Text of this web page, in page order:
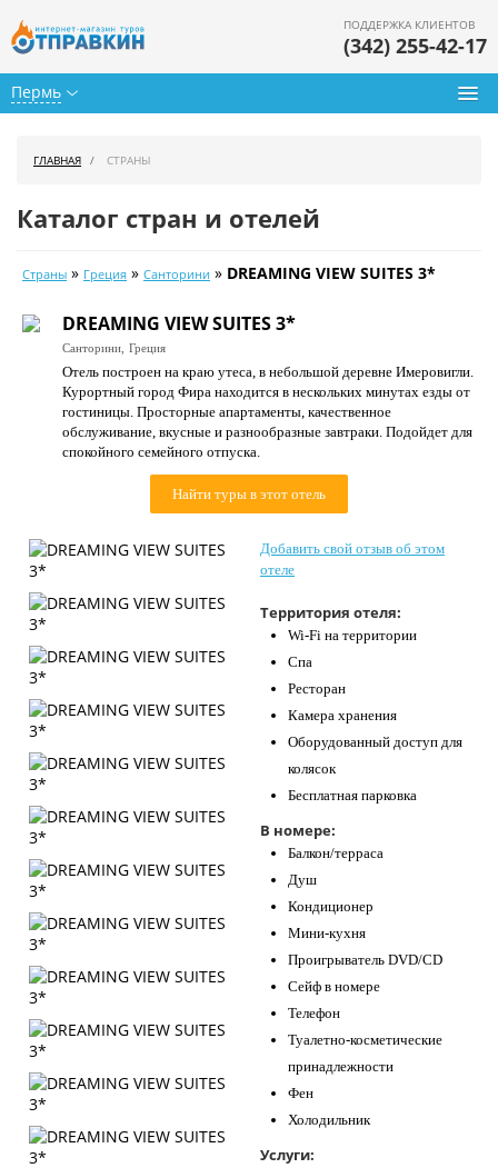
Пермь
ПОДДЕРЖКА КЛИЕНТОВ
(342) 255-42-17
Календарь туров
Цены дня
Страны
Как купить
ГЛАВНАЯ СТРАНЫ
Каталог стран и отелей
Страны » Греция » Санторини » DREAMING VIEW SUITES 3*
DREAMING VIEW SUITES 3*
Санторини, Греция
Отель построен на краю утеса, в небольшой деревне Имеровигли.
Курортный город Фира находится в нескольких минутах езды от
гостиницы. Просторные апартаменты, качественное
обслуживание, вкусные и разнообразные завтраки. Подойдет для
спокойного семейного отпуска.
Найти туры в этот отель
Добавить свой отзыв об этом
отеле
Территория отеля:
Wi-Fi на территории
Спа
Ресторан
Камера хранения
Оборудованный доступ для
колясок
Бесплатная парковка
В номере:
Балкон/терраса
Душ
Кондиционер
Мини-кухня
Проигрыватель DVD/CD
Сейф в номере
Телефон
Туалетно-косметические
принадлежности
Фен
Холодильник
Услуги: